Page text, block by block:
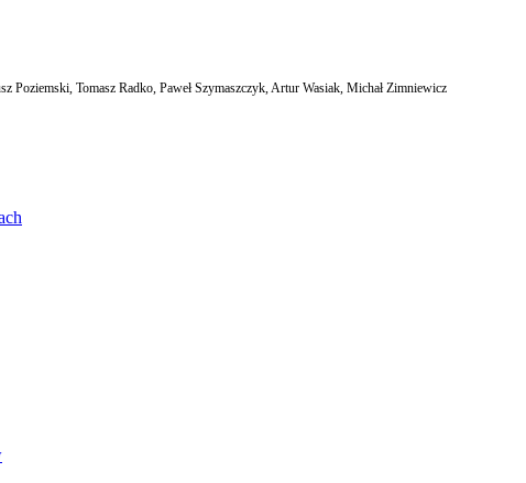
Tomasz Radko, Paweł Szymaszczyk, Artur Wasiak, Michał Zimniewicz